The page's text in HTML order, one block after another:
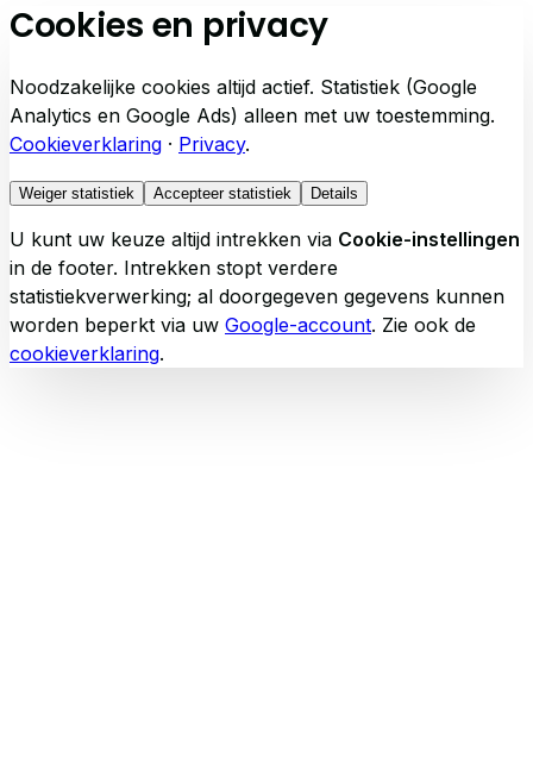
Cookies en privacy
Noodzakelijke cookies altijd actief. Statistiek (Google
Analytics en Google Ads) alleen met uw toestemming.
Cookieverklaring · Privacy.
Weiger statistiek Accepteer statistiek Details
U kunt uw keuze altijd intrekken via Cookie-instellingen
in de footer. Intrekken stopt verdere
statistiekverwerking; al doorgegeven gegevens kunnen
worden beperkt via uw Google-account. Zie ook de
cookieverklaring.